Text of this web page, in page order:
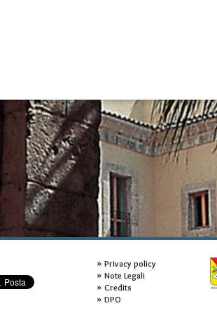
Privacy policy
Note Legali
Credits
DPO